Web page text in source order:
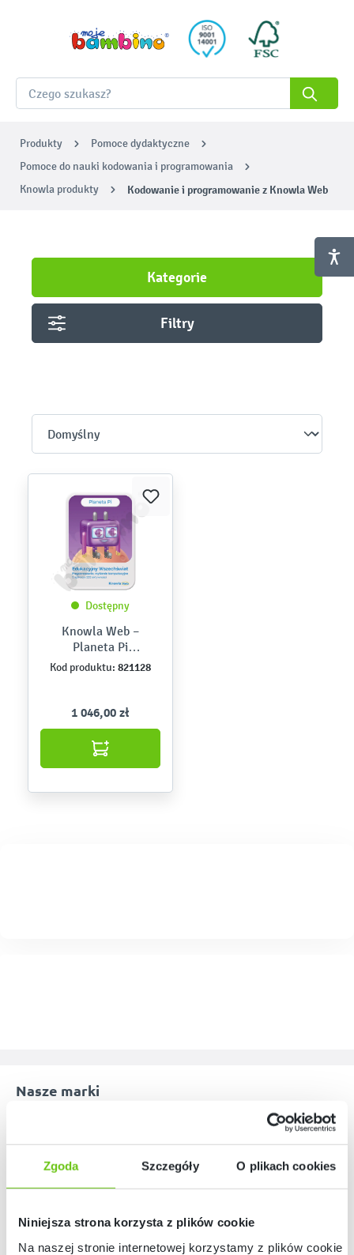
Zgoda Szczegóły O plikach cookies
Niniejsza strona korzysta z plików cookie
Na naszej stronie internetowej korzystamy z plików cookie:
Produkty
Pomoce dydaktyczne
Pomoce do nauki kodowania i programowania
Knowla produkty
Kodowanie i programowanie z Knowla Web
Kategorie
Filtry
Dostępny
Knowla Web –
Planeta Pi
(programowanie)
Kod produktu: 821128
1 046,00 zł
Nasze marki